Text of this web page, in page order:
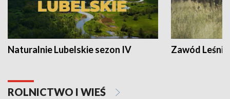
Naturalnie Lubelskie sezon IV Zawód Leśnik
ROLNICTWO I WIEŚ